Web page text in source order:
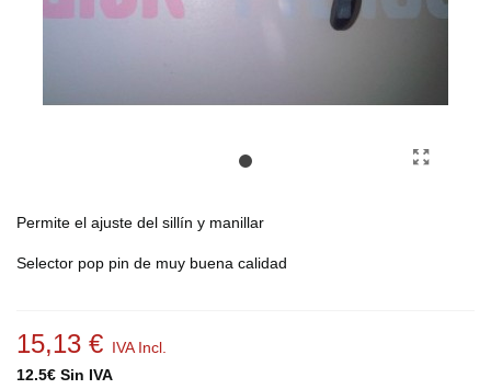
Permite el ajuste del sillín y manillar
Selector pop pin de muy buena calidad
15,13 € IVA Incl.
12.5€ Sin IVA